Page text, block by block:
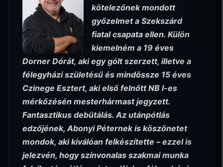
kötelezőnek mondott
győzelmet a Szekszárd
fiatal csapata ellen. Külön
kiemelném a 19 éves
Dorner Dórát, aki egy gólt szerzett, illetve a
félegyházi születésű és mindössze 15 éves
Czinege Esztert, aki első felnőtt NB I-es
mérkőzésén mesterhármast jegyzett.
Fantasztikus debütálás. Az utánpótlás
edzőjének, Abonyi Péternek is köszönetet
mondok, aki kiválóan felkészítette – ezzel is
jelezvén, hogy színvonalas szakmai munka